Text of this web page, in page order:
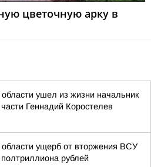
цветочную арку в
области ушел из жизни начальник
Геннадий Коростелев
области ущерб от вторжения ВСУ
рублей